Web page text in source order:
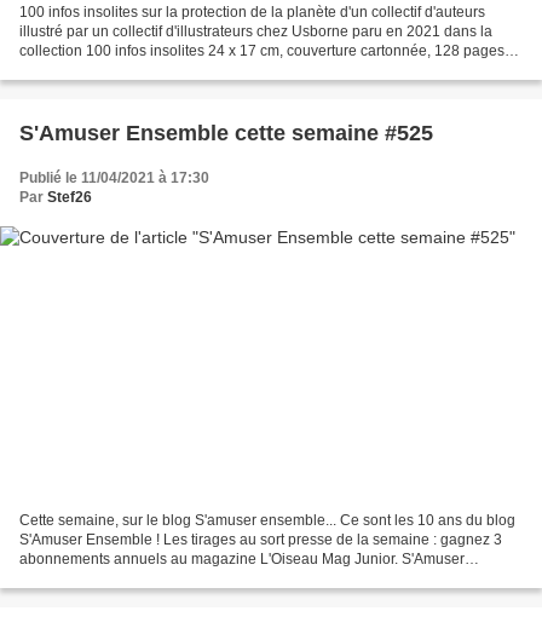
100 infos insolites sur la protection de la planète d'un collectif d'auteurs
illustré par un collectif d'illustrateurs chez Usborne paru en 2021 dans la
collection 100 infos insolites 24 x 17 cm, couverture cartonnée, 128 pages
S'Amuser Ensemble cette semaine #525
Publié le 11/04/2021 à 17:30
Par Stef26
Cette semaine, sur le blog S'amuser ensemble... Ce sont les 10 ans du blog
S'Amuser Ensemble ! Les tirages au sort presse de la semaine : gagnez 3
abonnements annuels au magazine L'Oiseau Mag Junior. S'Amuser